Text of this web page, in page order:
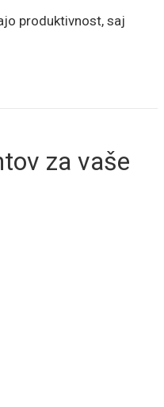
produktivnost, saj
za vaše